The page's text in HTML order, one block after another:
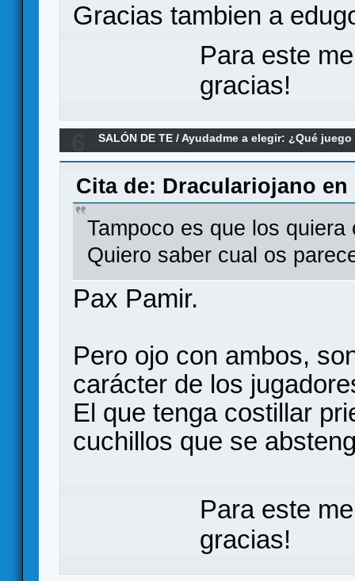
Gracias tambien a
Para este
gracias!
SALÓN DE TE /Ayudadme a elegir: ¿Qué
Cita de: Draculariojano en
Tampoco es que los
Quiero saber cual os
Pax Pamir.
Pero ojo con ambos,
carácter de los
El que tenga costillar
cuchillos que se
Para este
gracias!